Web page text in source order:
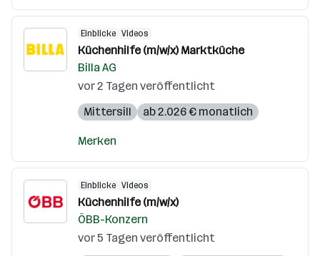
Einblicke Videos
Küchenhilfe (m/w/x) Marktküche
Billa AG
vor 2 Tagen veröffentlicht
Mittersill
ab 2.026 € monatlich
Merken
Einblicke Videos
Küchenhilfe (m/w/x)
ÖBB-Konzern
vor 5 Tagen veröffentlicht